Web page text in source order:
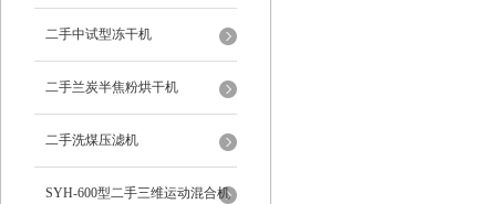
二手中试型冻干机
二手兰炭半焦粉烘干机
二手洗煤压滤机
SYH-600型二手三维运动混合机